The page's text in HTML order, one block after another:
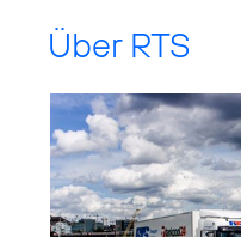
Über RTS